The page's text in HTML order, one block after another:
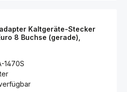
Kaltgeräte-Stecker
8 Buchse (gerade),
1470S